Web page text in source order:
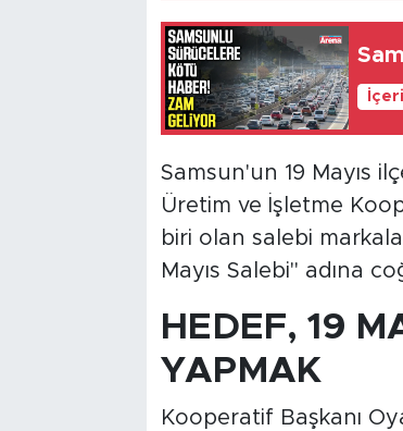
Samsun'un 19 Mayıs
Üretim ve İşletme
biri olan salebi
Mayıs Salebi" adına
HEDEF, 19
YAPMAK
Kooperatif Başkanı